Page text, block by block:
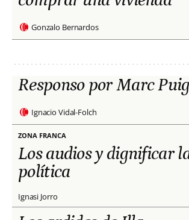
Gonzalo Bernardos
Responso por Marc
Ignacio Vidal-Folch
ZONA FRANCA
Los audios y dignificar
política
Ignasi Jorro